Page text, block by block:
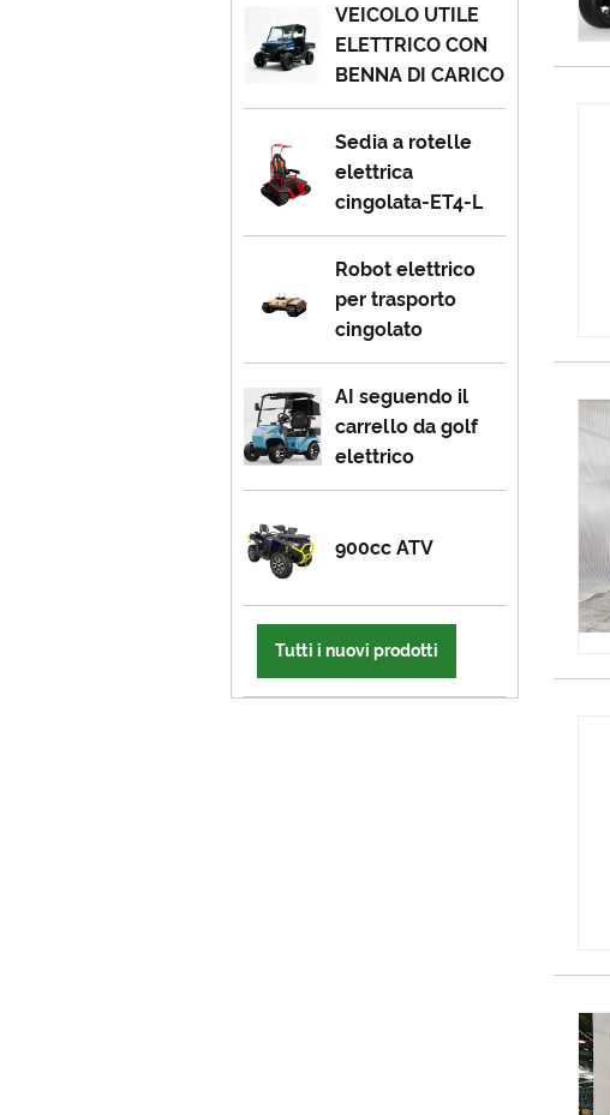
VEICOLO UTILE
ELETTRICO CON
BENNA DI CARICO
Sedia a rotelle
elettrica
cingolata-ET4-L
Robot elettrico
per trasporto
cingolato
AI seguendo il
carrello da golf
elettrico
900cc ATV
Tutti i nuovi prodotti